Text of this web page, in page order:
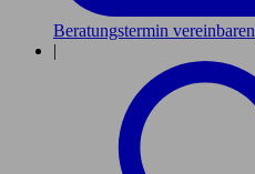
Beratungstermin vereinbaren
|